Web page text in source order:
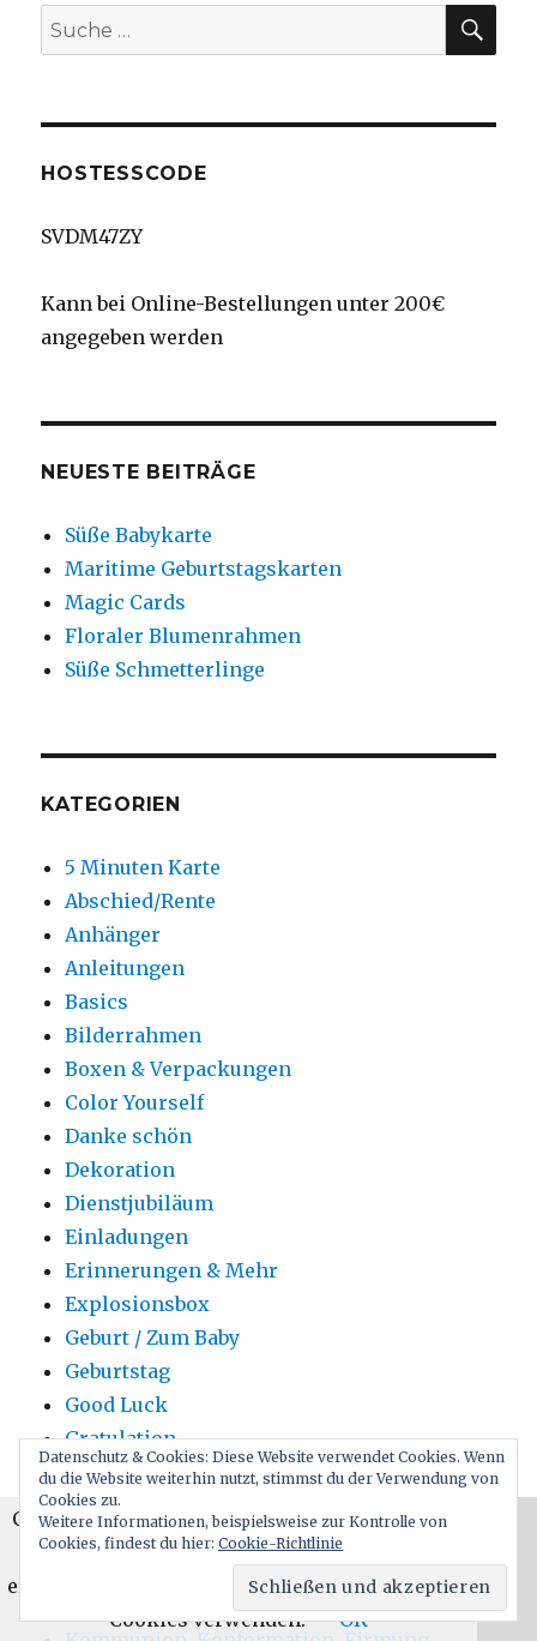
Suche
nach:
HOSTESSCODE
SVDM47ZY
Kann bei Online-Bestellungen unter 200€
angegeben werden
NEUESTE BEITRÄGE
Süße Babykarte
Maritime Geburtstagskarten
Magic Cards
Floraler Blumenrahmen
Süße Schmetterlinge
KATEGORIEN
5 Minuten Karte
Abschied/Rente
Anhänger
Anleitungen
Basics
Bilderrahmen
Boxen & Verpackungen
Color Yourself
Danke schön
Dekoration
Dienstjubiläum
Einladungen
Erinnerungen & Mehr
Explosionsbox
Geburt / Zum Baby
Geburtstag
Good Luck
Gratulation
Gute Besserung
Hochzeit
Kalender
Datenschutz & Cookies: Diese Website verwendet Cookies. Wenn
du die Website weiterhin nutzt, stimmst du der Verwendung von
Cookies zu.
Weitere Informationen, beispielsweise zur Kontrolle von
Cookies, findest du hier: Cookie-Richtlinie
Cookies erleichtern die Bereitstellung unserer
Dienste. Mit der Nutzung unserer Dienste
erklären Sie sich damit einverstanden, dass wir
Cookies verwenden.
OK